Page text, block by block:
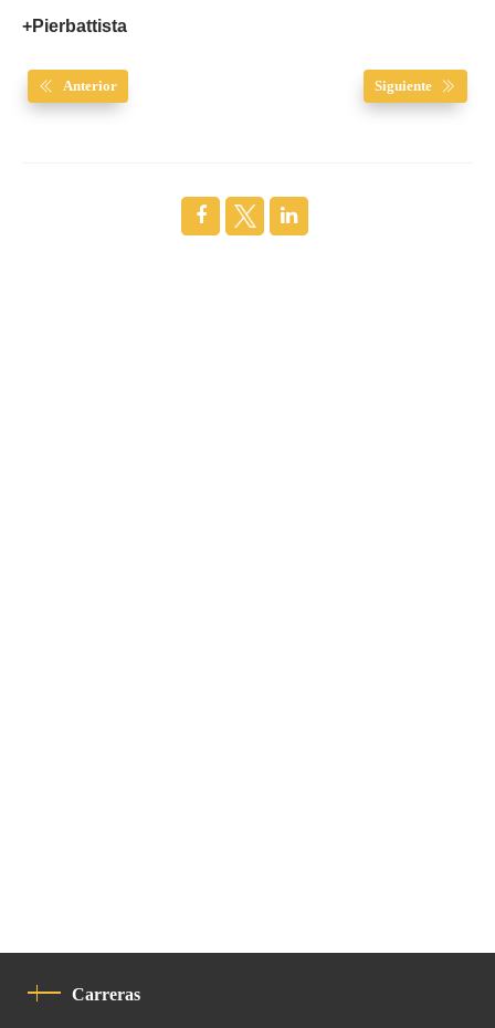
+Pierbattista
Anterior Siguiente
Carreras